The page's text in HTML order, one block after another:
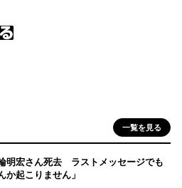
一覧を見る
明宏さん死去 ラストメッセージでも
起こりません」